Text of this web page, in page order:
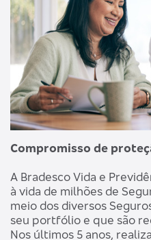
Compromisso de
A Bradesco Vida e
à vida de milhões de
meio dos diversos
seu portfólio e que são
Nos últimos 5 anos,